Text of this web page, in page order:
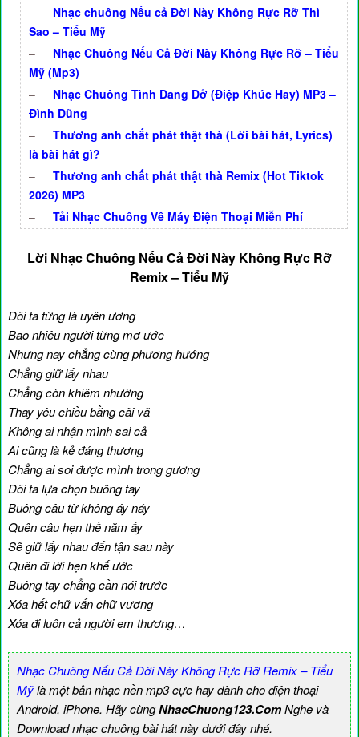
–
Nhạc chuông Nếu cả Đời Này Không Rực Rỡ Thì
Sao – Tiểu Mỹ
–
Nhạc Chuông Nếu Cả Đời Này Không Rực Rỡ – Tiểu
Mỹ (Mp3)
–
Nhạc Chuông Tình Dang Dở (Điệp Khúc Hay) MP3 –
Đình Dũng
–
Thương anh chất phát thật thà (Lời bài hát, Lyrics)
là bài hát gì?
–
Thương anh chất phát thật thà Remix (Hot Tiktok
2026) MP3
–
Tải Nhạc Chuông Về Máy Điện Thoại Miễn Phí
Lời Nhạc Chuông Nếu Cả Đời Này Không Rực Rỡ
Remix – Tiểu Mỹ
Đôi ta từng là uyên ương
Bao nhiêu người từng mơ ước
Nhưng nay chẳng cùng phương hướng
Chẳng giữ lấy nhau
Chẳng còn khiêm nhường
Thay yêu chiều bằng cãi vã
Không ai nhận mình sai cả
Ai cũng là kẻ đáng thương
Chẳng ai soi được mình trong gương
Đôi ta lựa chọn buông tay
Buông câu từ không áy náy
Quên câu hẹn thề năm ấy
Sẽ giữ lấy nhau đến tận sau này
Quên đi lời hẹn khế ước
Buông tay chẳng cần nói trước
Xóa hết chữ vấn chữ vương
Xóa đi luôn cả người em thương…
Nhạc Chuông Nếu Cả Đời Này Không Rực Rỡ Remix – Tiểu
Mỹlà một bản nhạc nền mp3 cực hay dành cho điện thoại
Android, iPhone. Hãy cùngNhacChuong123.ComNghe và
Download nhạc chuông bài hát này dưới đây nhé.